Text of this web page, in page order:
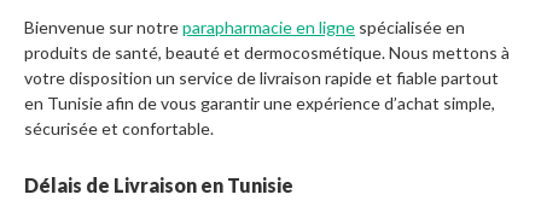
Bienvenue sur notreparapharmacie en ligne spécialisée en
produits de santé, beauté et dermocosmétique. Nous mettons à
votre disposition un service de livraison rapide et fiable partout
en Tunisie afin de vous garantir une expérience d’achat simple,
sécurisée et confortable.
Délais de Livraison en Tunisie